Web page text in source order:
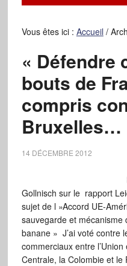
Vous êtes ici : Accueil /
« Défendre
bouts de
compris
Bruxelles…
14 DÉCEMBRE 2012
Gollnisch sur le rapport
sujet de l »Accord UE-
sauvegarde et mécanisme
banane » J’ai voté contre
commerciaux entre
Centrale, la Colombie et le